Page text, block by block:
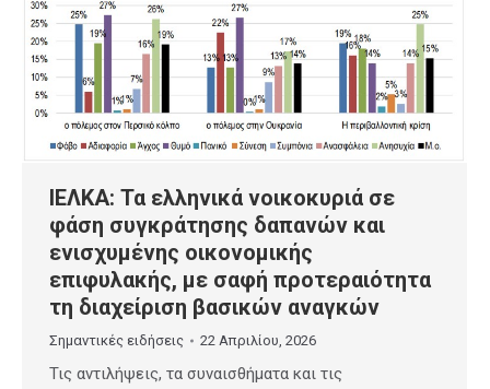
ΙΕΛΚΑ: Τα ελληνικά νοικοκυριά σε
φάση συγκράτησης δαπανών και
ενισχυμένης οικονομικής
επιφυλακής, με σαφή προτεραιότητα
τη διαχείριση βασικών αναγκών
Σημαντικές ειδήσεις 22 Απριλίου, 2026
Τις αντιλήψεις, τα συναισθήματα και τις